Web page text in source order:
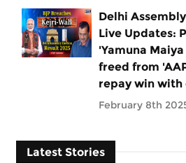
Delhi
Live Updates:
'Yamuna
freed from
repay win
February 8th
Latest Stories